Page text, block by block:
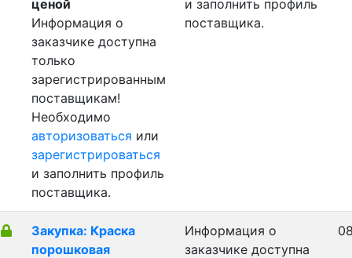
ценой
Информация о
заказчике доступна
только
зарегистрированным
поставщикам!
Необходимо
авторизоваться или
зарегистрироваться
и заполнить профиль
поставщика.
и заполнить профиль
поставщика.
Закупка: Краска
порошковая
Информация о
заказчике доступна